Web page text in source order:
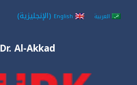
العربية English
(الإنجليزية)
Dr. Al-Akkad